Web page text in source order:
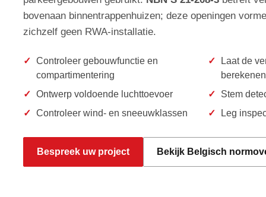
bovenaan binnentrappenhuizen; deze openingen
zichzelf geen RWA-installatie.
Controleer gebouwfunctie en
compartimentering
Laat de
berekenen
Ontwerp voldoende luchttoevoer
Stem
Controleer wind- en sneeuwklassen
Leg
Bespreek uw project Bekijk Belgisch